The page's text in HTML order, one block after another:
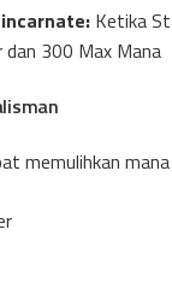
Ketika
dan 300 Max Mana
memulihkan